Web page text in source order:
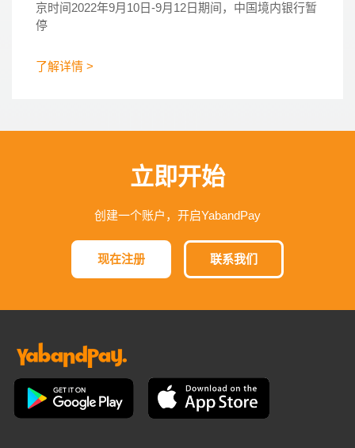
京时间2022年9月10日-9月12日期间，中国境内银行暂
停
了解详情 >
立即开始
创建一个账户，开启YabandPay
现在注册 联系我们